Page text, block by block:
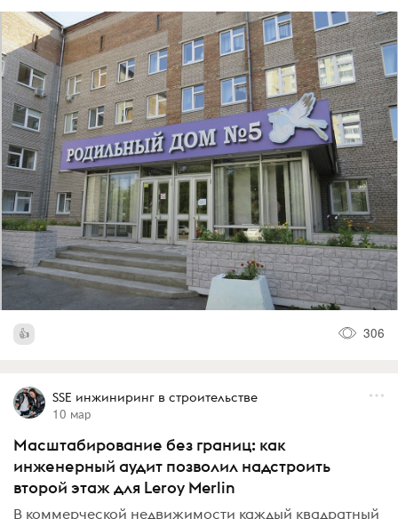
306
SSE инжиниринг в строительстве
10 мар
Масштабирование без границ: как
инженерный аудит позволил надстроить
второй этаж для Leroy Merlin
В коммерческой недвижимости каждый квадратный